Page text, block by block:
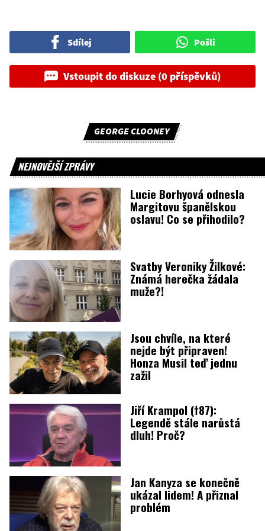
Sdílej Pošli
Vstoupit do diskuze (0 příspěvků)
GEORGE CLOONEY
NEJNOVĚJŠÍ ZPRÁVY
Lucie Borhyová odnesla
Margitovu španělskou
oslavu! Co se přihodilo?
Svatby Veroniky Žilkové:
Známá herečka žádala
muže?!
Jsou chvíle, na které
nejde být připraven!
Honza Musil teď jednu
zažil
Jiří Krampol (†87):
Legendě stále narůstá
dluh! Proč?
Jan Kanyza se konečně
ukázal lidem! A přiznal
problém